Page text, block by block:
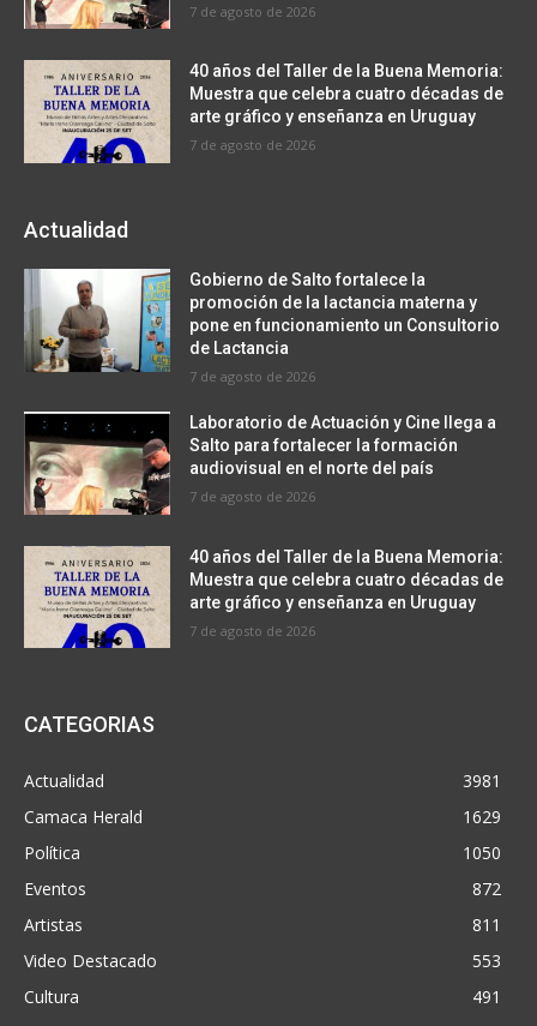
7 de agosto de 2026
40 años del Taller de la Buena Memoria:
Muestra que celebra cuatro décadas de
arte gráfico y enseñanza en Uruguay
7 de agosto de 2026
Actualidad
Gobierno de Salto fortalece la
promoción de la lactancia materna y
pone en funcionamiento un Consultorio
de Lactancia
7 de agosto de 2026
Laboratorio de Actuación y Cine llega a
Salto para fortalecer la formación
audiovisual en el norte del país
7 de agosto de 2026
40 años del Taller de la Buena Memoria:
Muestra que celebra cuatro décadas de
arte gráfico y enseñanza en Uruguay
7 de agosto de 2026
CATEGORIAS
Actualidad
3981
Camaca Herald
1629
Política
1050
Eventos
872
Artistas
811
Video Destacado
553
Cultura
491